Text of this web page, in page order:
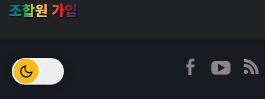
조합원 가입